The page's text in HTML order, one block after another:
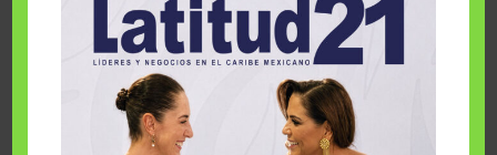
Cuando la solidaridad inspira; cumplen
sueños Fairmont Mayakoba y Make-A-Wish